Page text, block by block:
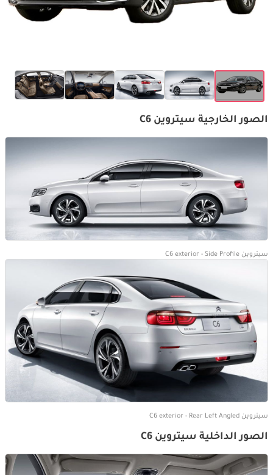
الصور الخارجية سيتروين C6
سيتروين C6 exterior - Side Profile
سيتروين C6 exterior - Rear Left Angled
الصور الداخلية سيتروين C6